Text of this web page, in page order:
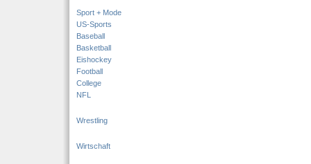
Sport + Mode
US-Sports
Baseball
Basketball
Eishockey
Football
College
NFL
Wrestling
Wirtschaft